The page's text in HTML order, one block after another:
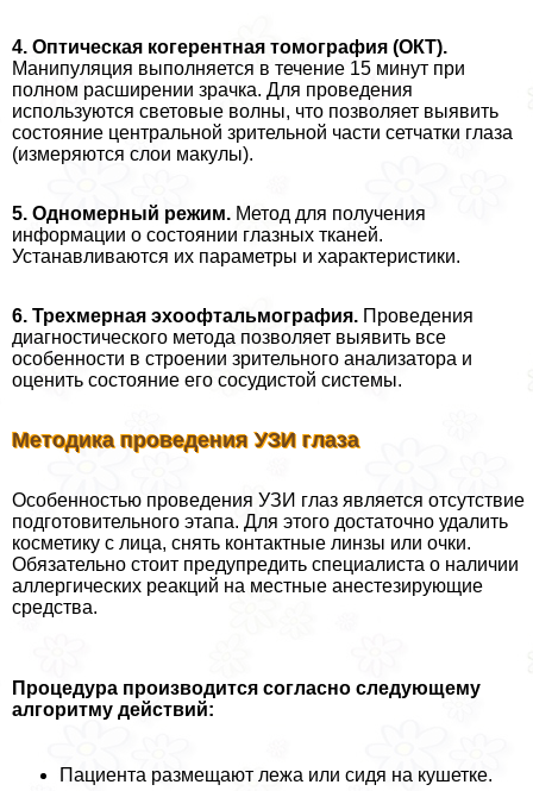
4. Оптическая когерентная томография (ОКТ).
Манипуляция выполняется в течение 15 минут при
полном расширении зрачка. Для проведения
используются световые волны, что позволяет выявить
состояние центральной зрительной части сетчатки глаза
(измеряются слои макулы).
5. Одномерный режим. Метод для получения
информации о состоянии глазных тканей.
Устанавливаются их параметры и хаpaктеристики.
6. Трехмерная эхоофтальмография. Проведения
диагностического метода позволяет выявить все
особенности в строении зрительного анализатора и
оценить состояние его сосудистой системы.
Методика проведения УЗИ глаза
Особенностью проведения УЗИ глаз является отсутствие
подготовительного этапа. Для этого достаточно удалить
косметику с лица, снять контактные линзы или очки.
Обязательно стоит предупредить специалиста о наличии
аллергических реакций на местные анестезирующие
средства.
Процедypa производится согласно следующему
алгоритму действий:
Пациента размещают лежа или сидя на кушетке.